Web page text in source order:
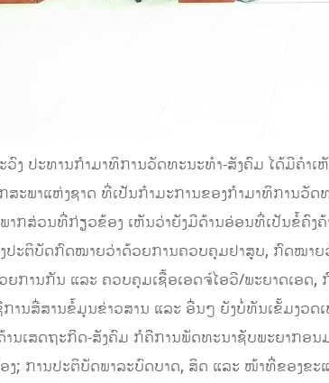
ງ ປະທານກໍາມາທິການວັດທະນະທໍາ-ສັງຄົມ ໄດ້ມີຄໍາເ
ສະພາແຫ່ງຊາດ ທີ່ເປັນກຳມະການຂອງກຳມາທິການວັ
າກສ່ວນທີ່ກ່ຽວຂ້ອງ ເຫັນວ່າຍັງມີດ້ານອ່ອນທີ່ເປັນຂໍ້ຄົງ
ປະຕິບັດກົດໝາຍວ່າດ້ວຍການຄວບຄຸມຢາສູບ, ກົດໝາ
ຍການກັນ ແລະ ຄວບຄຸມເຊື້ອເອດຈ໌ໄອວີ/ພະຍາດເອ
ການສື່ສານຂໍ້ມູນຂ່າວສານ ແລະ ອື່ນໆ ຍັງບໍ່ທັນເຂັ້ມງ
ານເສດຖະກິດ-ສັງຄົມ ກໍຄືການພັດທະນາຊັບພະຍາກອ
ງ; ການປະຕິບັດພາລະບົດບາດ, ສິດ ແລະ ໜ້າທີ່ຂອງຂ